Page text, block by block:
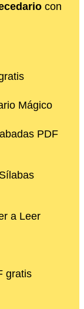
con
Mágico
PDF
a Leer
gratis